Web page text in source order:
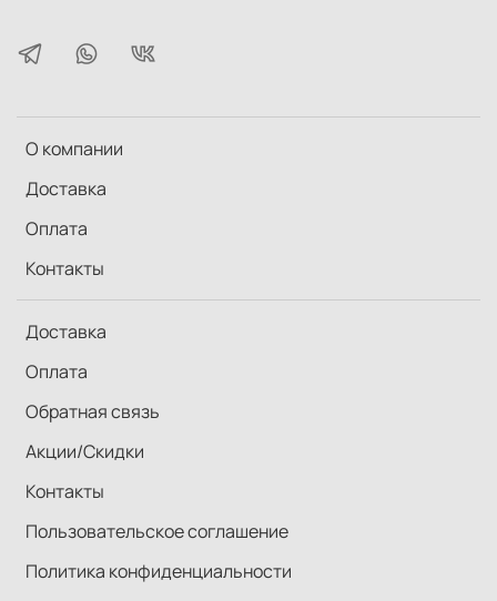
О компании
Доставка
Оплата
Контакты
Доставка
Оплата
Обратная связь
Акции/Скидки
Контакты
Пользовательское соглашение
Политика конфиденциальности